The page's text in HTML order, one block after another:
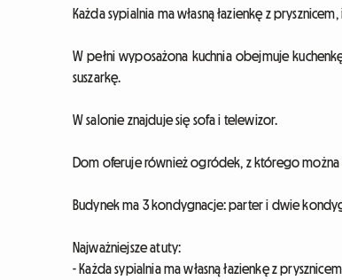
Każda sypialnia ma własną łazienkę z
W pełni wyposażona kuchnia obejmuje
suszarkę.
W salonie znajduje się sofa i telewizor.
Dom oferuje również ogródek, z którego można
Budynek ma 3 kondygnacje: parter i dwie
Najważniejsze atuty:
- Każda sypialnia ma własną łazienkę z